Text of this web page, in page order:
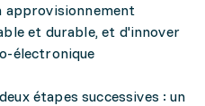
approvisionnement
et durable, et d'innover
électronique
étapes successives : un